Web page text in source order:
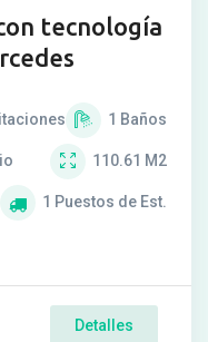
tecnología
1 Baños
110.61 M2
1 Puestos de Est.
Detalles